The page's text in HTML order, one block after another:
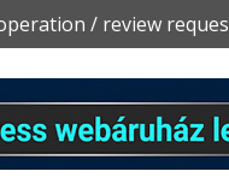
/ review